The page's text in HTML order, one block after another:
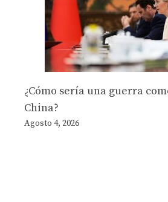
¿Cómo sería una guerra
China?
Agosto 4, 2026